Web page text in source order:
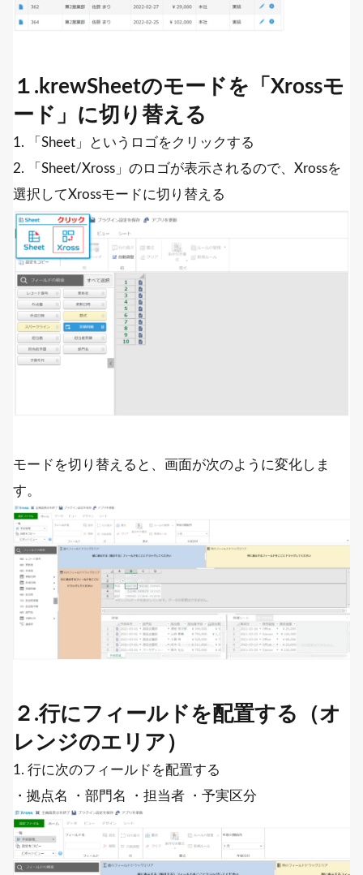
１.krewSheetのモードを「Xrossモ
ード」に切り替える
1. 「Sheet」というロゴをクリックする
2. 「Sheet/Xross」のロゴが表示されるので、Xrossを
選択してXrossモードに切り替える
モードを切り替えると、画面が次のように変化しま
す。
２.行にフィールドを配置する（オ
レンジのエリア）
1. 行に次のフィールドを配置する
・拠点名 ・部門名 ・担当者 ・予実区分